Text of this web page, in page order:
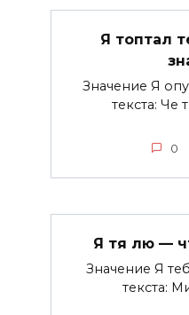
Я топтал
Значение Я
текста: Че
0
Я тя лю —
Значение Я
текста: